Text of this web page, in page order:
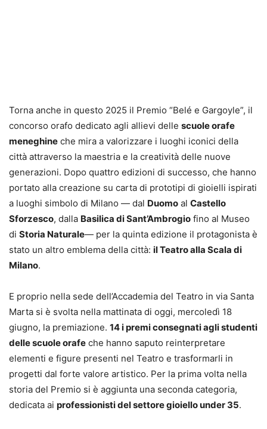
Torna anche in questo 2025 il Premio “Belé e Gargoyle”, il
concorso orafo dedicato agli allievi delle scuole orafe
meneghine che mira a valorizzare i luoghi iconici della
città attraverso la maestria e la creatività delle nuove
generazioni. Dopo quattro edizioni di successo, che hanno
portato alla creazione su carta di prototipi di gioielli ispirati
a luoghi simbolo di Milano — dal Duomo al Castello
Sforzesco, dalla Basilica di Sant’Ambrogio fino al Museo
di Storia Naturale— per la quinta edizione il protagonista è
stato un altro emblema della città: il Teatro alla Scala di
Milano.
E proprio nella sede dell’Accademia del Teatro in via Santa
Marta si è svolta nella mattinata di oggi, mercoledì 18
giugno, la premiazione. 14 i premi consegnati agli studenti
delle scuole orafe che hanno saputo reinterpretare
elementi e figure presenti nel Teatro e trasformarli in
progetti dal forte valore artistico. Per la prima volta nella
storia del Premio si è aggiunta una seconda categoria,
dedicata ai professionisti del settore gioiello under 35.